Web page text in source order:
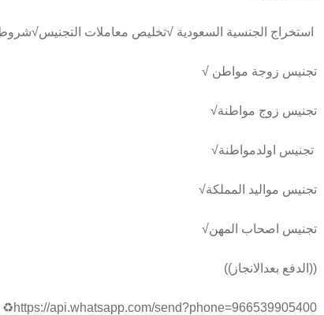
√ تجنيس زوجة مواطن
√تجنيس زوج مواطنة
√تجنيس مواليد المملكة
√تجنيس اصحاب المهن
((الدفع بعدالانجاز))
♻️https://api.whatsapp.com/send?phone=966539905400